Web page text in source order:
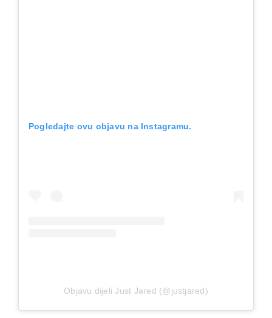
Pogledajte ovu objavu na Instagramu.
Objavu dijeli Just Jared (@justjared)